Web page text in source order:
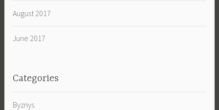
August 2017
June 2017
Categories
Byznys